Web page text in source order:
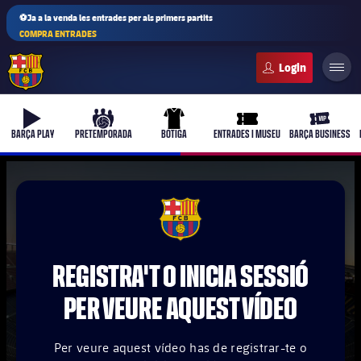
⚽Ja a la venda les entrades per als primers partits
COMPRA ENTRADES
b-play
BARÇA PLAY
culers-ball
PRETEMPORADA
uniform
BOTIGA
ticket-full
ENTRADES I MUSEU
ticket-
BARÇA BUSINESS
plusicon
més
plusicon
més
FCB Barcelona badge
REGISTRA'T O INICIA SESSIÓ
PER VEURE AQUEST VÍDEO
Per veure aquest vídeo has de registrar-te o